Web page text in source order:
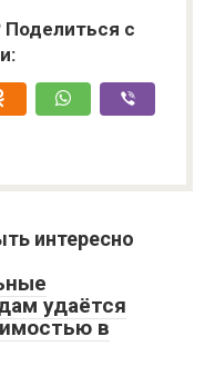
Поделиться с
интересно
удаётся
в